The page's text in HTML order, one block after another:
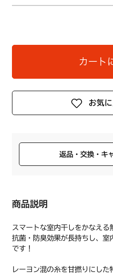
カート
お気
返品・交換・キ
商品説明
スマートな室内干しをかなえる
抗菌・防臭効果が長持ちし、室
です！
レーヨン混の糸を甘撚りにした